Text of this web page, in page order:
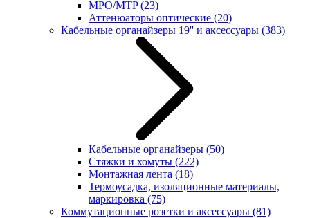
MPO/MTP(23)
Аттенюаторы оптические (20)
Кабельные органайзеры 19'' и аксессуары (383)
Кабельные органайзеры (50)
Стяжки и хомуты (222)
Монтажная лента (18)
Термоусадка, изоляционные материалы,
маркировка (75)
Коммутационные розетки и аксессуары (81)